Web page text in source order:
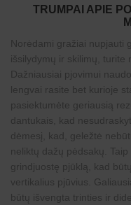
TRUMPAI APIE
Norėdami gražiai nupjauti
išsilydymų ir skilimų, turite
Dažniausiai pjovimui
lengvai rasite bet kurioje
pasiektumėte geriausią
dantukais, kad
dėmesį, kad, geležtė
neliktų dažų pėdsakų.
grindjuostę pjūklą, kad
vertikalius pjūvius.
būtų išvengta trinties ir